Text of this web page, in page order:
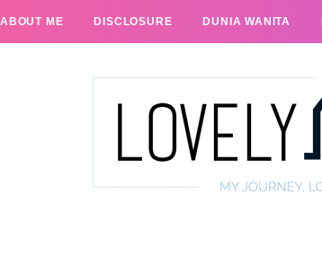
ABOUT ME DISCLOSURE DUNIA WANITA